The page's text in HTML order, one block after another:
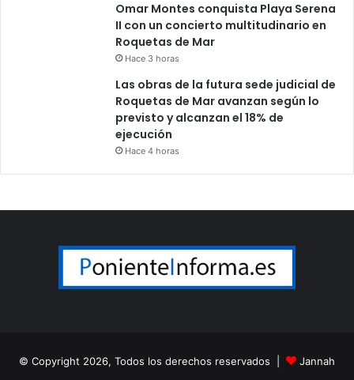
Omar Montes conquista Playa Serena
II con un concierto multitudinario en
Roquetas de Mar
Hace 3 horas
Las obras de la futura sede judicial de
Roquetas de Mar avanzan según lo
previsto y alcanzan el 18% de
ejecución
Hace 4 horas
© Copyright 2026, Todos los derechos reservados |
Jannah